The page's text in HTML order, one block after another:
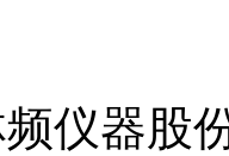
频仪器股